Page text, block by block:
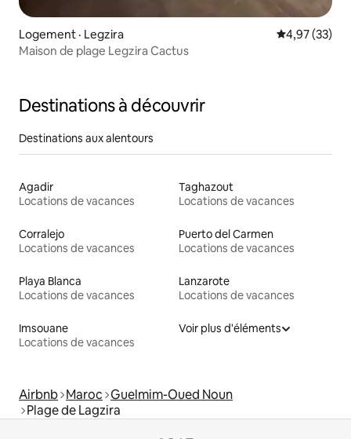
Logement · Legzira Note
4,97 (33)
Maison de plage Legzira Cactus
Destinations à découvrir
Destinations aux alentours
Agadir
Locations de vacances
Taghazout
Locations de vacances
Corralejo
Locations de vacances
Puerto del Carmen
Locations de vacances
Playa Blanca
Locations de vacances
Lanzarote
Locations de vacances
Imsouane
Locations de vacances
Voir plus d'éléments
Airbnb Maroc Guelmim-Oued Noun
Plage de Lagzira